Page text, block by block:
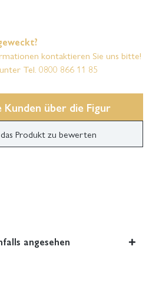
kontaktieren Sie uns bitte!
Tel. 0800 866 11 85
Kunden über die Figur
Produkt zu bewerten
angesehen